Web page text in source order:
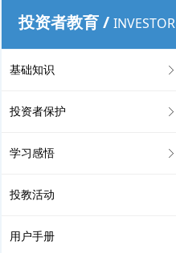
投资者教育/ INVESTOR
基础知识 ꁕ
投资者保护 ꁕ
学习感悟 ꁕ
投教活动
用户手册